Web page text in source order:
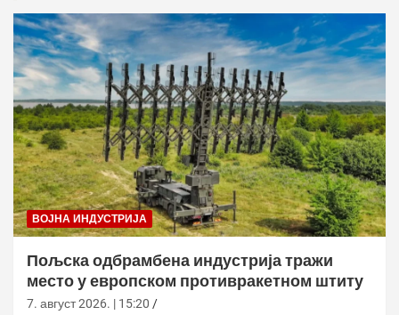
ВОЈНА ИНДУСТРИЈА
Пољска одбрамбена индустрија тражи
место у европском противракетном штиту
7. август 2026. | 15:20